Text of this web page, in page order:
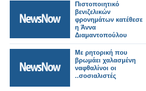
Πιστοποιητικό
βενιζελικών
φρονημάτων κατέθεσε
η Άννα
Διαμαντοπούλου
Με ρητορική που
βρωμάει χαλασμένη
ναφθαλίνοι οι
..σοσιαλιστές